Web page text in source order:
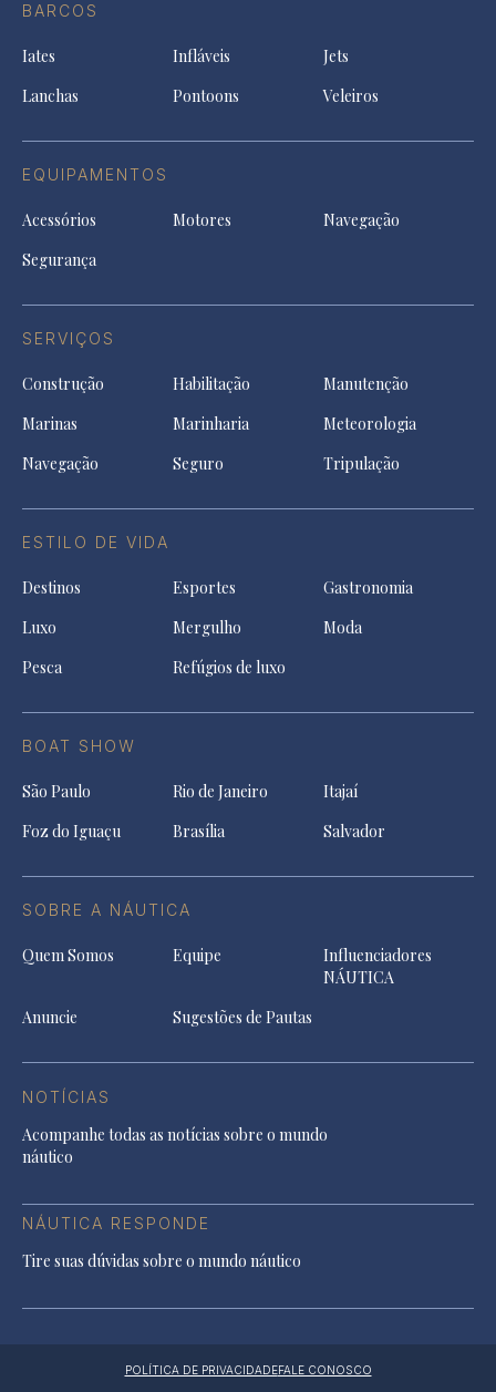
BARCOS
Iates Infláveis
Jets
Lanchas
Pontoons Veleiros
EQUIPAMENTOS
Acessórios Motores
Navegação
Segurança
SERVIÇOS
Construção Habilitação
Manutenção
Marinas
Marinharia
Meteorologia
Navegação
Seguro Tripulação
ESTILO DE VIDA
Destinos Esportes
Gastronomia
Luxo
Mergulho
Moda
Pesca
Refúgios de luxo
BOAT SHOW
São Paulo Rio de Janeiro
Itajaí
Foz do Iguaçu
Brasília Salvador
SOBRE A NÁUTICA
Quem Somos Equipe
Influenciadores
NÁUTICA
Anuncie
Sugestões de Pautas
NOTÍCIAS
Acompanhe todas as notícias sobre o mundo
náutico
NÁUTICA RESPONDE
Tire suas dúvidas sobre o mundo náutico
POLÍTICA DE PRIVACIDADEFALE CONOSCO